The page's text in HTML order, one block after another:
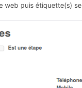
web puis étiquette(s)